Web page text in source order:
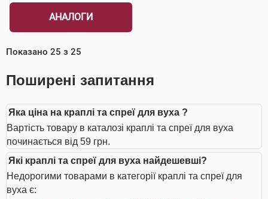
АНАЛОГИ
Показано 25 з 25
Поширені запитання
Яка ціна на краплі та спреї для вуха ?
Вартість товару в каталозі краплі та спреї для вуха
починається від 59 грн.
Які краплі та спреї для вуха найдешевші?
Недорогими товарами в категорії краплі та спреї для
вуха є: